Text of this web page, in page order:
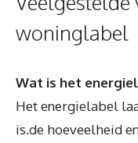
woninglabel
Wat is het
Het energielabel
is.de hoeveelheid